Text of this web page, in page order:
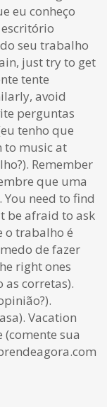
eu conheço
seu trabalho
just try to get
tente
avoid
perguntas
tenho que
to music at
Remember
que uma
need to find
be afraid to ask
o trabalho é
de fazer
right ones
as corretas).
Vacation
sua